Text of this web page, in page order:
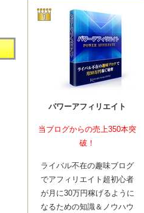
パワーアフィリエイト
当ブログからの売上350本突
破！
ライバル不在の趣味ブログ
でアフィリエイト超初心者
が月に30万円稼げるように
なるための知識＆ノウハウ